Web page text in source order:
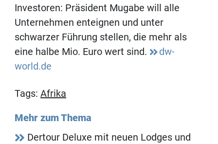
Investoren: Präsident Mugabe will alle
Unternehmen enteignen und unter
schwarzer Führung stellen, die mehr als
eine halbe Mio. Euro wert sind.
dw-
world.de
Tags: Afrika
Mehr zum Thema
Dertour Deluxe mit neuen Lodges und